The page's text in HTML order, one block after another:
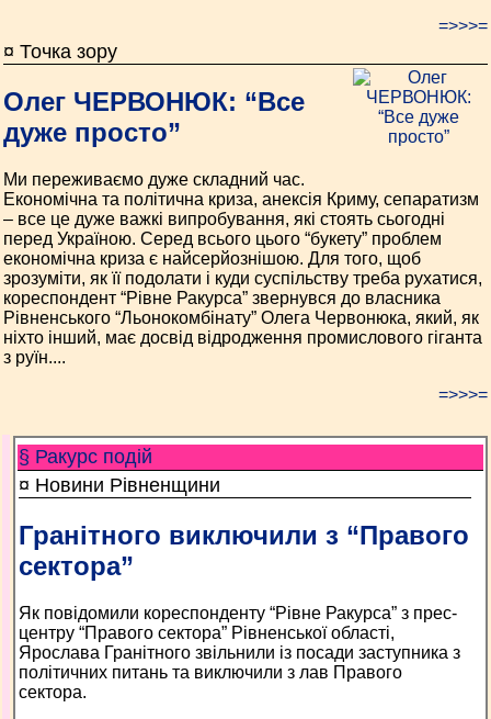
=>>>=
¤ Точка зору
Олег ЧЕРВОНЮК: “Все
дуже просто”
Ми переживаємо дуже складний час.
Економічна та політична криза, анексія Криму, сепаратизм
– все це дуже важкі випробування, які стоять сьогодні
перед Україною. Серед всього цього “букету” проблем
економічна криза є найсерйознішою. Для того, щоб
зрозуміти, як її подолати і куди суспільству треба рухатися,
кореспондент “Рівне Ракурса” звернувся до власника
Рівненського “Льонокомбінату” Олега Червонюка, який, як
ніхто інший, має досвід відродження промислового гіганта
з руїн....
=>>>=
§ Ракурс подій
¤ Новини Рівненщини
Гранітного виключили з “Правого
сектора”
Як повідомили кореспонденту “Рівне Ракурса” з прес-
центру “Правого сектора” Рівненської області,
Ярослава Гранітного звільнили із посади заступника з
політичних питань та виключили з лав Правого
сектора.